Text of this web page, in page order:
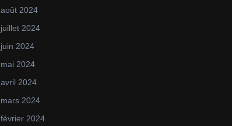
août 2024
juillet 2024
juin 2024
mai 2024
avril 2024
mars 2024
février 2024